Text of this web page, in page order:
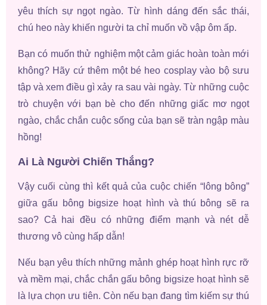
yêu thích sự ngọt ngào. Từ hình dáng đến sắc thái,
chú heo này khiến người ta chỉ muốn vồ vập ôm ấp.
Bạn có muốn thử nghiệm một cảm giác hoàn toàn mới
không? Hãy cứ thêm một bé heo cosplay vào bộ sưu
tập và xem điều gì xảy ra sau vài ngày. Từ những cuộc
trò chuyện với bạn bè cho đến những giấc mơ ngọt
ngào, chắc chắn cuộc sống của bạn sẽ tràn ngập màu
hồng!
Ai Là Người Chiến Thắng?
Vậy cuối cùng thì kết quả của cuộc chiến “lông bông”
giữa gấu bông bigsize hoạt hình và thú bông sẽ ra
sao? Cả hai đều có những điểm mạnh và nét dễ
thương vô cùng hấp dẫn!
Nếu bạn yêu thích những mảnh ghép hoạt hình rực rỡ
và mềm mại, chắc chắn gấu bông bigsize hoạt hình sẽ
là lựa chọn ưu tiên. Còn nếu bạn đang tìm kiếm sự thú